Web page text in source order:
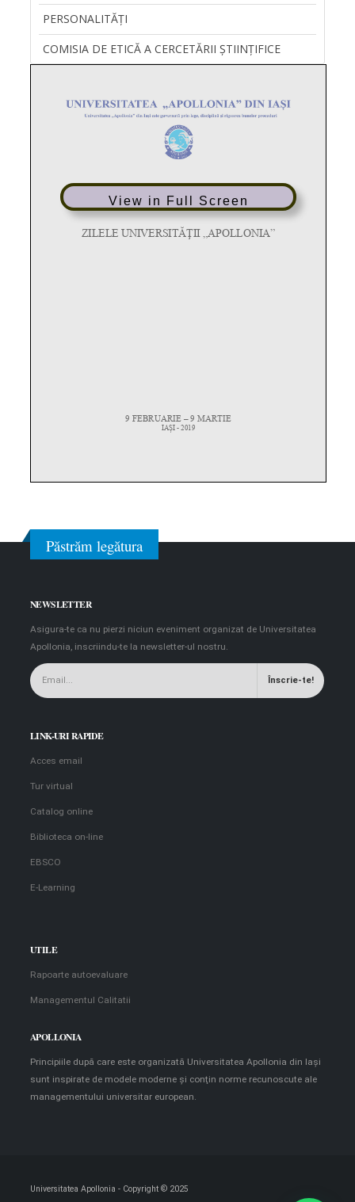
PERSONALITĂŢI
COMISIA DE ETICĂ A CERCETĂRII ȘTIINȚIFICE
View in Full Screen
Păstrăm legătura
NEWSLETTER
Asigura-te ca nu pierzi niciun eveniment organizat de Universitatea
Apollonia, inscriindu-te la newsletter-ul nostru.
LINK-URI RAPIDE
Acces email
Tur virtual
Catalog online
Biblioteca on-line
EBSCO
E-Learning
UTILE
Rapoarte autoevaluare
Managementul Calitatii
APOLLONIA
Principiile după care este organizată Universitatea Apollonia din Iaşi
sunt inspirate de modele moderne şi conţin norme recunoscute ale
managementului universitar european.
Universitatea Apollonia - Copyright © 2025